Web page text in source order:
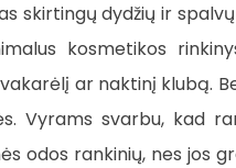
skirtingų dydžių ir
kosmetikos
ar naktinį klubą.
Vyrams svarbu, kad
odos rankinių, nes jos